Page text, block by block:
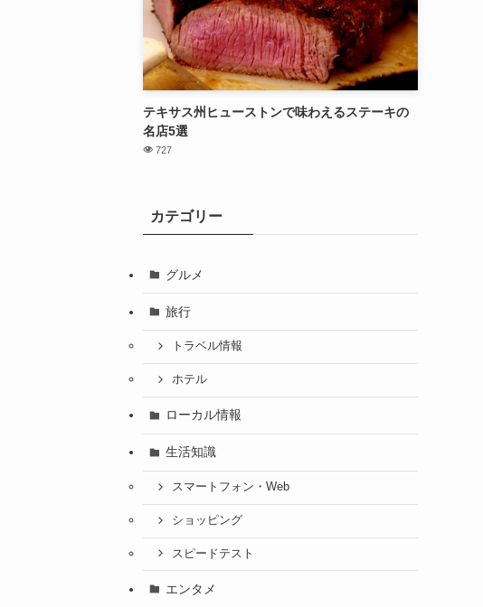
テキサス州ヒューストンで味わえるステーキの
名店5選
727
カテゴリー
グルメ
旅行
トラベル情報
ホテル
ローカル情報
生活知識
スマートフォン・Web
ショッピング
スピードテスト
エンタメ